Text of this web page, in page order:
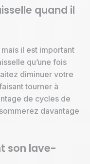
quand il
il est important
qu’une fois
diminuer votre
tourner à
de cycles de
davantage
son lave-